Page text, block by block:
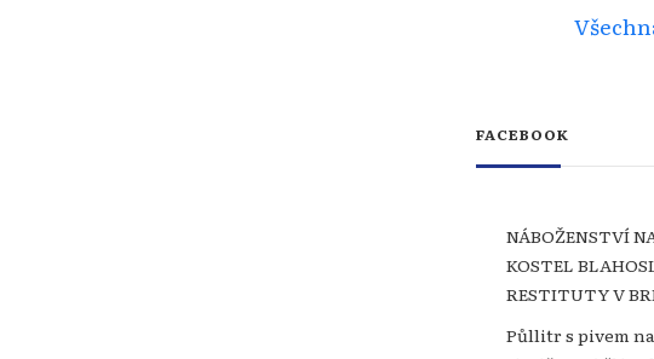
FACEBOOK
NÁBOŽENSTVÍ
KOSTEL
RESTITUTY V
Půllitr s pivem